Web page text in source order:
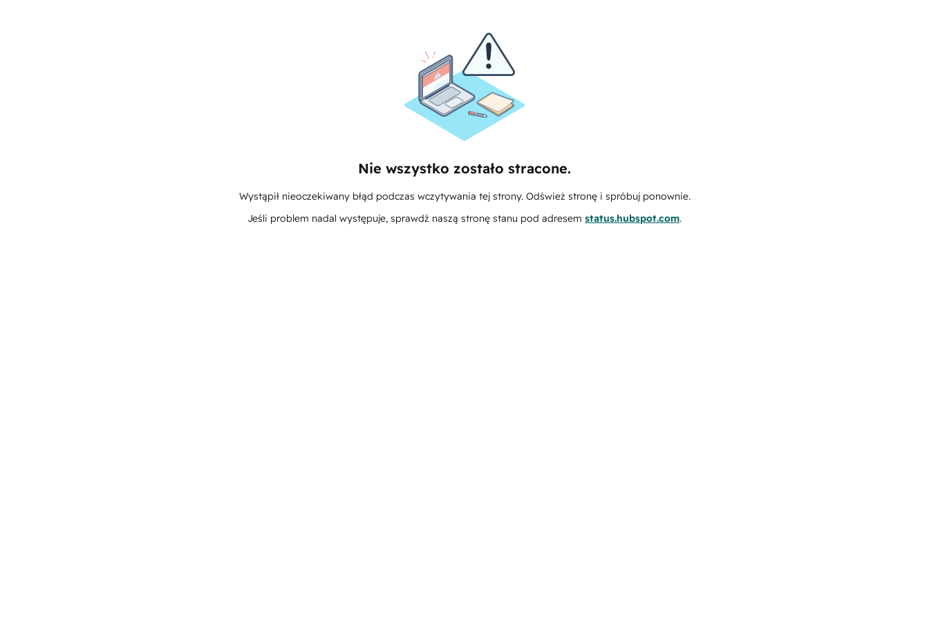
Nie wszystko zostało stracone.
Wystąpił nieoczekiwany błąd podczas wczytywania tej strony. Odśwież stronę i spróbuj ponownie.
Jeśli problem nadal występuje, sprawdź naszą stronę stanu pod adresem status.hubspot.com.